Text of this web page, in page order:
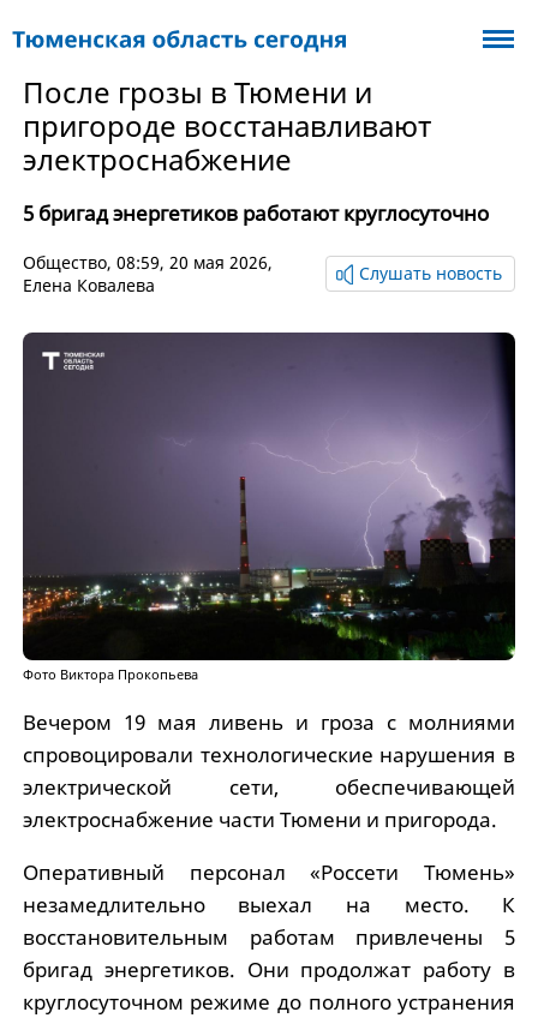
После грозы в Тюмени и
пригороде восстанавливают
электроснабжение
5 бригад энергетиков работают круглосуточно
Общество, 08:59, 20 мая 2026,
Елена Ковалева
Слушать новость
Фото Виктора Прокопьева
Вечером 19 мая ливень и гроза с молниями
спровоцировали технологические нарушения в
электрической сети, обеспечивающей
электроснабжение части Тюмени и пригорода.
Оперативный персонал «Россети Тюмень»
незамедлительно выехал на место. К
восстановительным работам привлечены 5
бригад энергетиков. Они продолжат работу в
круглосуточном режиме до полного устранения